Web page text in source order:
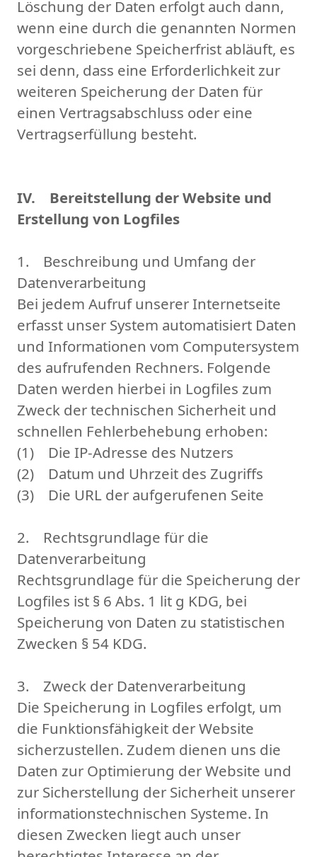
Löschung der Daten erfolgt auch dann,
wenn eine durch die genannten Normen
vorgeschriebene Speicherfrist abläuft, es
sei denn, dass eine Erforderlichkeit zur
weiteren Speicherung der Daten für
einen Vertragsabschluss oder eine
Vertragserfüllung besteht.
IV. Bereitstellung der Website und
Erstellung von Logfiles
1. Beschreibung und Umfang der
Datenverarbeitung
Bei jedem Aufruf unserer Internetseite
erfasst unser System automatisiert Daten
und Informationen vom Computersystem
des aufrufenden Rechners. Folgende
Daten werden hierbei in Logfiles zum
Zweck der technischen Sicherheit und
schnellen Fehlerbehebung erhoben:
(1) Die IP-Adresse des Nutzers
(2) Datum und Uhrzeit des Zugriffs
(3) Die URL der aufgerufenen Seite
2. Rechtsgrundlage für die
Datenverarbeitung
Rechtsgrundlage für die Speicherung der
Logfiles ist § 6 Abs. 1 lit g KDG, bei
Speicherung von Daten zu statistischen
Zwecken § 54 KDG.
3. Zweck der Datenverarbeitung
Die Speicherung in Logfiles erfolgt, um
die Funktionsfähigkeit der Website
sicherzustellen. Zudem dienen uns die
Daten zur Optimierung der Website und
zur Sicherstellung der Sicherheit unserer
informationstechnischen Systeme. In
diesen Zwecken liegt auch unser